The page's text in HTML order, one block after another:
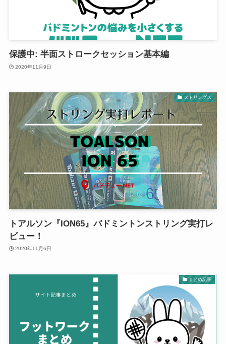
保護中: 半面ストロークセッション基本編
2020年11月9日
ストリングス
トアルソン『ION65』バドミントンストリング実打レ
ビュー！
2020年11月6日
まとめ記事